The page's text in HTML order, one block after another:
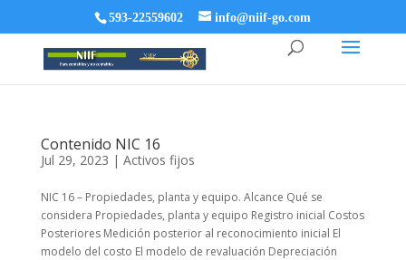
593-22559602 info@niif-go.com
Contenido NIC 16
Jul 29, 2023 | Activos fijos
NIC 16 – Propiedades, planta y equipo. Alcance Qué se
considera Propiedades, planta y equipo Registro inicial Costos
Posteriores Medición posterior al reconocimiento inicial El
modelo del costo El modelo de revaluación Depreciación